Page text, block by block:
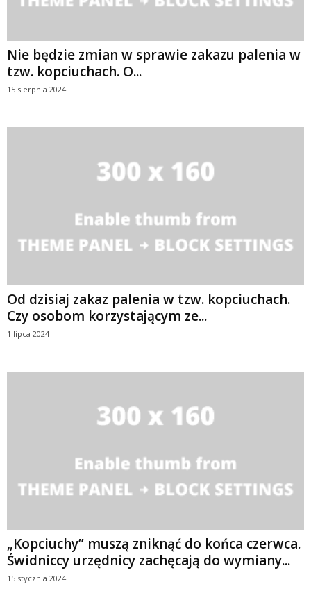
Nie będzie zmian w sprawie zakazu palenia w
tzw. kopciuchach. O...
15 sierpnia 2024
Od dzisiaj zakaz palenia w tzw. kopciuchach.
Czy osobom korzystającym ze...
1 lipca 2024
„Kopciuchy” muszą zniknąć do końca czerwca.
Świdniccy urzędnicy zachęcają do wymiany...
15 stycznia 2024